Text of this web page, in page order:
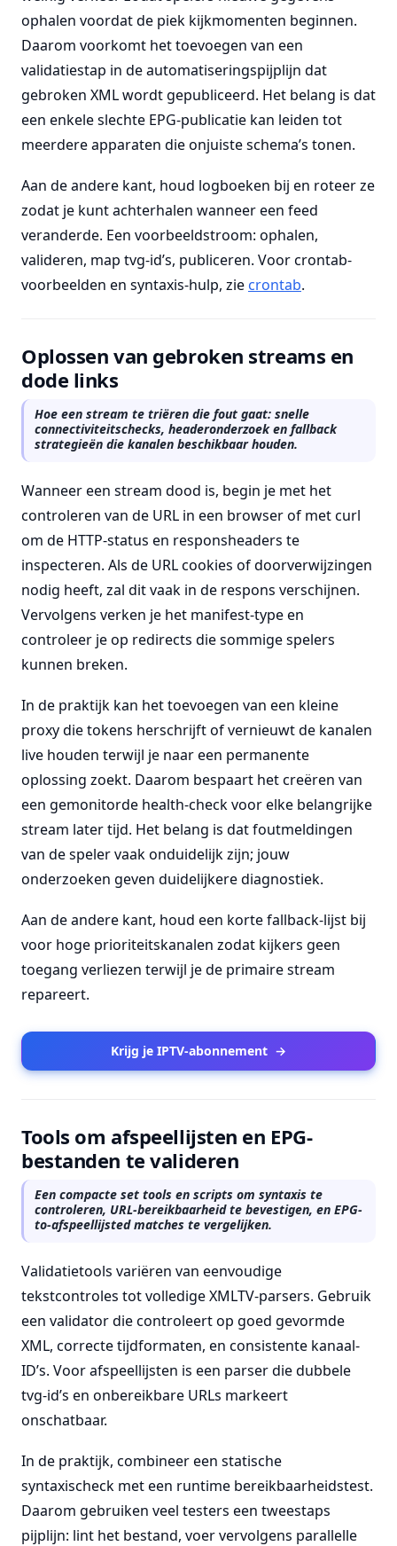
ophalen voordat de piek kijkmomenten beginnen.
Daarom voorkomt het toevoegen van een
validatiestap in de automatiseringspijplijn dat
gebroken XML wordt gepubliceerd. Het belang is dat
een enkele slechte EPG-publicatie kan leiden tot
meerdere apparaten die onjuiste schema’s tonen.
Aan de andere kant, houd logboeken bij en roteer ze
zodat je kunt achterhalen wanneer een feed
veranderde. Een voorbeeldstroom: ophalen,
valideren, map tvg-id’s, publiceren. Voor crontab-
voorbeelden en syntaxis-hulp, zie crontab.
Oplossen van gebroken streams en
dode links
Hoe een stream te triëren die fout gaat: snelle
connectiviteitschecks, headeronderzoek en fallback
strategieën die kanalen beschikbaar houden.
Wanneer een stream dood is, begin je met het
controleren van de URL in een browser of met curl
om de HTTP-status en responsheaders te
inspecteren. Als de URL cookies of doorverwijzingen
nodig heeft, zal dit vaak in de respons verschijnen.
Vervolgens verken je het manifest-type en
controleer je op redirects die sommige spelers
kunnen breken.
In de praktijk kan het toevoegen van een kleine
proxy die tokens herschrijft of vernieuwt de kanalen
live houden terwijl je naar een permanente
oplossing zoekt. Daarom bespaart het creëren van
een gemonitorde health-check voor elke belangrijke
stream later tijd. Het belang is dat foutmeldingen
van de speler vaak onduidelijk zijn; jouw
onderzoeken geven duidelijkere diagnostiek.
Aan de andere kant, houd een korte fallback-lijst bij
voor hoge prioriteitskanalen zodat kijkers geen
toegang verliezen terwijl je de primaire stream
repareert.
Krijg je IPTV-abonnement →
Tools om afspeellijsten en EPG-
bestanden te valideren
Een compacte set tools en scripts om syntaxis te
controleren, URL-bereikbaarheid te bevestigen, en EPG-
to-afspeellijsted matches te vergelijken.
Validatietools variëren van eenvoudige
tekstcontroles tot volledige XMLTV-parsers. Gebruik
een validator die controleert op goed gevormde
XML, correcte tijdformaten, en consistente kanaal-
ID’s. Voor afspeellijsten is een parser die dubbele
tvg-id’s en onbereikbare URLs markeert
onschatbaar.
In de praktijk, combineer een statische
syntaxischeck met een runtime bereikbaarheidstest.
Daarom gebruiken veel testers een tweestaps
pijplijn: lint het bestand, voer vervolgens parallelle